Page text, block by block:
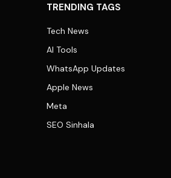
TRENDING TAGS
Tech News
AI Tools
WhatsApp Updates
Apple News
Meta
SEO Sinhala